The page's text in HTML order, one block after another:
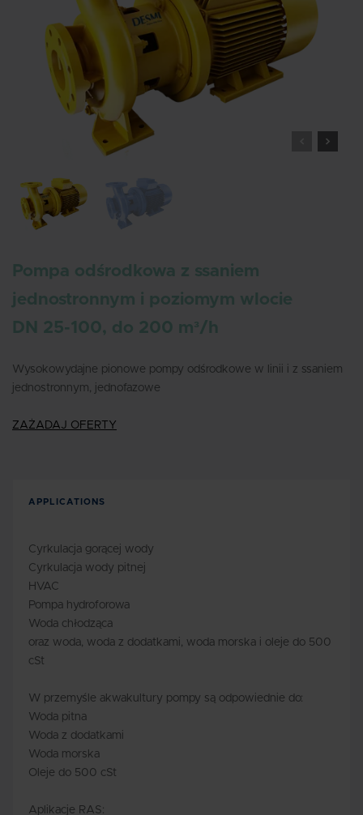
Pompa odśrodkowa z ssaniem
jednostronnym i poziomym wlocie
DN 25-100, do 200 m³/h
Wysokowydajne pionowe pompy odśrodkowe w linii i z ssaniem
jednostronnym, jednofazowe
ZAŻADAJ OFERTY
APPLICATIONS
Cyrkulacja gorącej wody
Cyrkulacja wody pitnej
HVAC
Pompa hydroforowa
Woda chłodząca
oraz woda, woda z dodatkami, woda morska i oleje do 500
cSt
W przemyśle akwakultury pompy są odpowiednie do:
Woda pitna
Woda z dodatkami
Woda morska
Oleje do 500 cSt
Aplikacje RAS: